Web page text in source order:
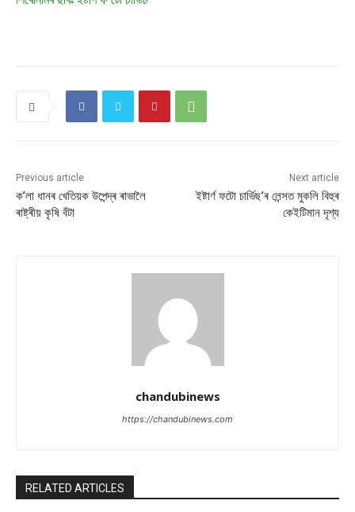
Previous article
ক’লা ধানৰ খেতিয়ক উপেন্দ্ৰ ৰাভালৈ
ৰাষ্ট্ৰীয় কৃষি বঁটা
Next article
ইষ্টাৰ্ণ ফটো চাৰ্ভিছ’ৰ লেন্সত মুকলি বিহুৰ
কেইটিমান দৃশ্য
chandubinews
https://chandubinews.com
RELATED ARTICLES